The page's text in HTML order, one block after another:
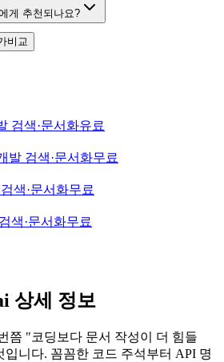
게 추천되나요?
비교
검색·문서화유료
발 검색·문서화무료
색·문서화무료
색·문서화무료
상세 정보
쯤 "코딩보다 문서 작성이 더 힘들
니다. 꼼꼼한 코드 주석부터 API 명